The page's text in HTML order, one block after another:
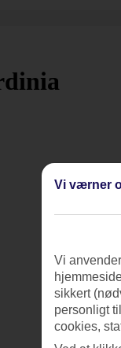
Vi værner
Vi
sikkert
personligt
cookies,